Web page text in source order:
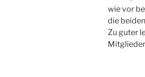
wie vor
die
Zu guter